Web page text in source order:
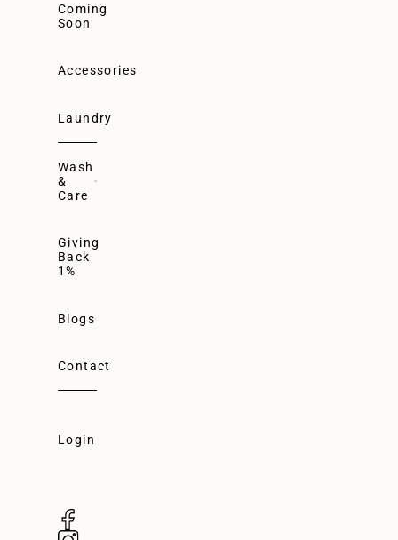
Coming
Soon
Accessories
Laundry
Wash
&
Care
Giving
Back
1%
Blogs
Contact
Login
Login